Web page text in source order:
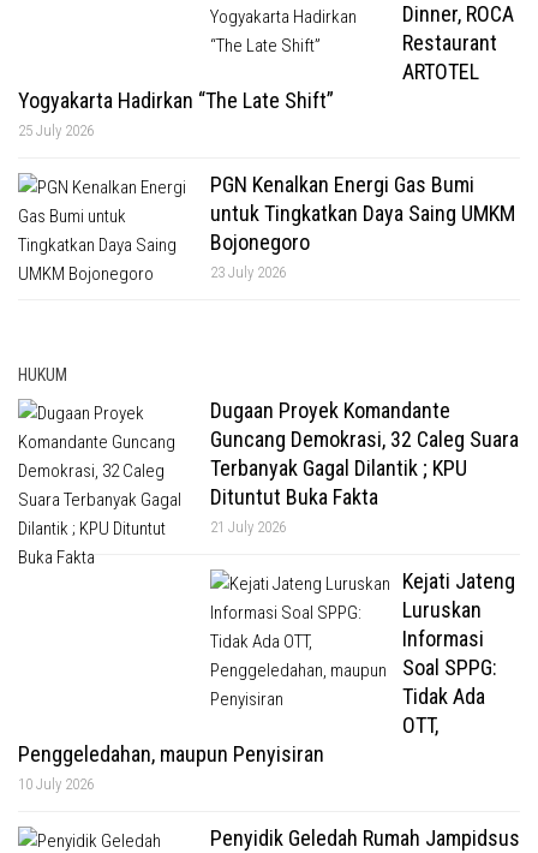
Dinner, ROCA
Restaurant
ARTOTEL
Yogyakarta Hadirkan “The Late Shift”
25 July 2026
PGN Kenalkan Energi Gas Bumi
untuk Tingkatkan Daya Saing UMKM
Bojonegoro
23 July 2026
HUKUM
Dugaan Proyek Komandante
Guncang Demokrasi, 32 Caleg Suara
Terbanyak Gagal Dilantik ; KPU
Dituntut Buka Fakta
21 July 2026
Kejati Jateng
Luruskan
Informasi
Soal SPPG:
Tidak Ada
OTT,
Penggeledahan, maupun Penyisiran
10 July 2026
Penyidik Geledah Rumah Jampidsus